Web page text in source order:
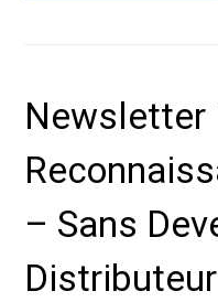
Newsletter
– Sans